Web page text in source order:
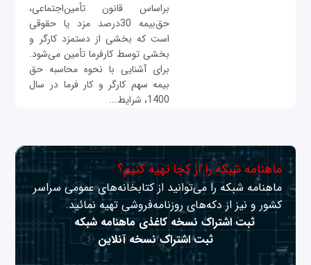
براساس قانون تأمین‌اجتماعی،
حق‌بیمه 30درصد مزد یا حقوقی
است که بخشی از دستمزد کارگر و
بخشی توسط کارفرما تأمین می‌شود.
برای آشنایی با نحوه محاسبه حق
بیمه سهم کارگر و کار فرما در سال
1400، شرایط...
ماهنامه شبکه را از کجا تهیه کنیم؟
ماهنامه شبکه را می‌توانید از کتابخانه‌های عمومی سراسر
کشور و نیز از دکه‌های روزنامه‌فروشی تهیه نمائید.
ثبت اشتراک نسخه کاغذی ماهنامه شبکه
ثبت اشتراک نسخه آنلاین